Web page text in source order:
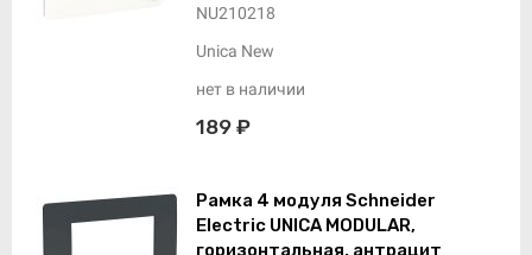
NU210218
Unica New
нет в наличии
189 ₽
Рамка 4 модуля Schneider
Electric UNICA MODULAR,
горизонтальная, антрацит